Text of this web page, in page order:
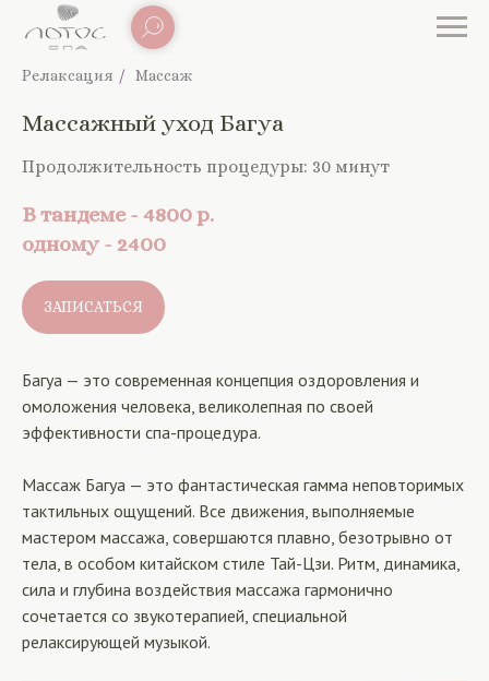
Релаксация / Массаж
Массажный уход Багуа
Продолжительность процедуры: 30 минут
В тандеме - 4800
одному - 2400
р.
ЗАПИСАТЬСЯ
Багуа — это современная концепция оздоровления и
омоложения человека, великолепная по своей
эффективности спа-процедура.
Массаж Багуа — это фантастическая гамма неповторимых
тактильных ощущений. Все движения, выполняемые
мастером массажа, совершаются плавно, безотрывно от
тела, в особом китайском стиле Тай-Цзи. Ритм, динамика,
сила и глубина воздействия массажа гармонично
сочетается со звукотерапией, специальной
релаксирующей музыкой.